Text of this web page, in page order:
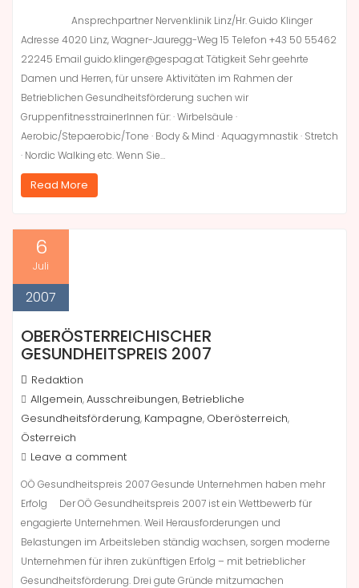
Ansprechpartner Nervenklinik Linz/Hr. Guido Klinger
Adresse 4020 Linz, Wagner-Jauregg-Weg 15 Telefon +43 50 55462
22245 Email guido.klinger@gespag.at Tätigkeit Sehr geehrte
Damen und Herren, für unsere Aktivitäten im Rahmen der
Betrieblichen Gesundheitsförderung suchen wir
GruppenfitnesstrainerInnen für: · Wirbelsäule ·
Aerobic/Stepaerobic/Tone · Body & Mind · Aquagymnastik · Stretch
· Nordic Walking etc. Wenn Sie…
Read More
6
Juli
2007
OBERÖSTERREICHISCHER
GESUNDHEITSPREIS 2007
Redaktion
Allgemein,Ausschreibungen, Betriebliche
Gesundheitsförderung, Kampagne, Oberösterreich,
Österreich
Leave a comment
OÖ Gesundheitspreis 2007 Gesunde Unternehmen haben mehr
Erfolg Der OÖ Gesundheitspreis 2007 ist ein Wettbewerb für
engagierte Unternehmen. Weil Herausforderungen und
Belastungen im Arbeitsleben ständig wachsen, sorgen moderne
Unternehmen für ihren zukünftigen Erfolg – mit betrieblicher
Gesundheitsförderung. Drei gute Gründe mitzumachen